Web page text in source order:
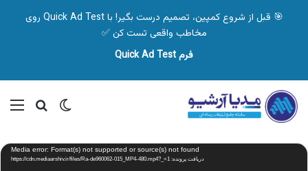
🎯 قبل از شروع کمپین، تصمیم درست بگیر! با Quick Ad Test روی
مخاطب واقعی تست کن ✅
فرم Quick Ad Test
تغییر پوسته
نمایشگر
ویدیو Media error: Format(s) not supported or source(s) not found
دریافت پرونده: https://cdn.mediaarshiv.ir/files/Ra-de960062-015_MP4-480.mp4?_=1